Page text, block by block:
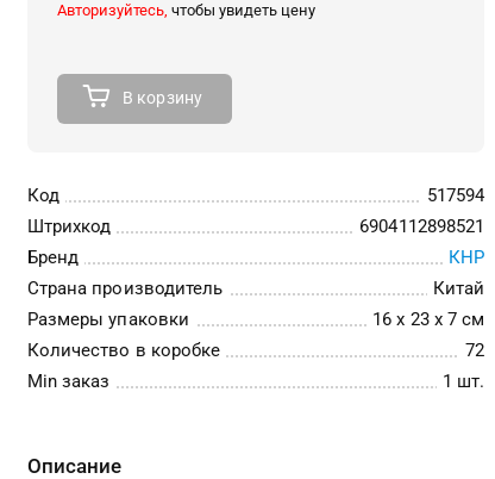
Авторизуйтесь, чтобы увидеть цену
В корзину
Код
517594
Штрихкод
6904112898521
Бренд
КНР
Страна производитель
Китай
Размеры упаковки
16 x 23 x 7 см
Количество в коробке
72
Min заказ
1 шт.
Описание